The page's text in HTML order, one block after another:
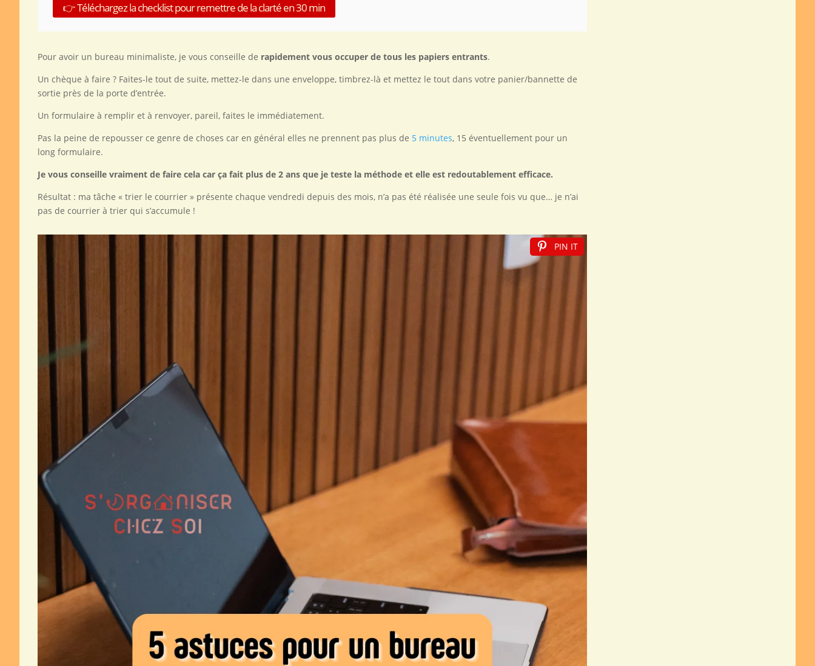
👉 Téléchargez la checklist pour remettre de la clarté en 30 min
Pour avoir un bureau minimaliste, je vous conseille de rapidement vous occuper de tous les papiers entrants.
Un chèque à faire ? Faites-le tout de suite, mettez-le dans une enveloppe, timbrez-là et mettez le tout dans votre panier/bannette de
sortie près de la porte d’entrée.
Un formulaire à remplir et à renvoyer, pareil, faites le immédiatement.
Pas la peine de repousser ce genre de choses car en général elles ne prennent pas plus de 5 minutes, 15 éventuellement pour un
long formulaire.
Je vous conseille vraiment de faire cela car ça fait plus de 2 ans que je teste la méthode et elle est redoutablement efficace.
Résultat : ma tâche « trier le courrier » présente chaque vendredi depuis des mois, n’a pas été réalisée une seule fois vu que… je n’ai
pas de courrier à trier qui s’accumule !
PIN IT